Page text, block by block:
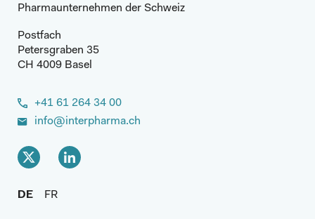
Pharmaunternehmen der Schweiz
Postfach
Petersgraben 35
CH 4009 Basel
+41 61 264 34 00
info@interpharma.ch
DE FR